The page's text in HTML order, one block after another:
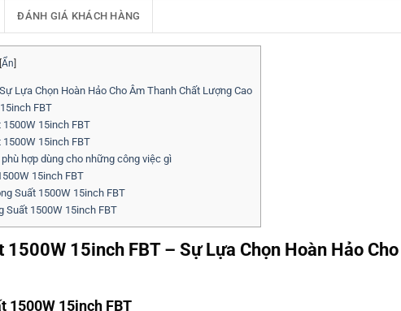
ĐÁNH GIÁ KHÁCH HÀNG
Ẩn
Lựa Chọn Hoàn Hảo Cho Âm Thanh Chất Lượng Cao
FBT
15inch FBT
1500W 15inch FBT
hợp dùng cho những công việc gì
15inch FBT
Suất 1500W 15inch FBT
Suất 1500W 15inch FBT
15inch FBT – Sự Lựa Chọn Hoàn Hảo
1500W 15inch FBT